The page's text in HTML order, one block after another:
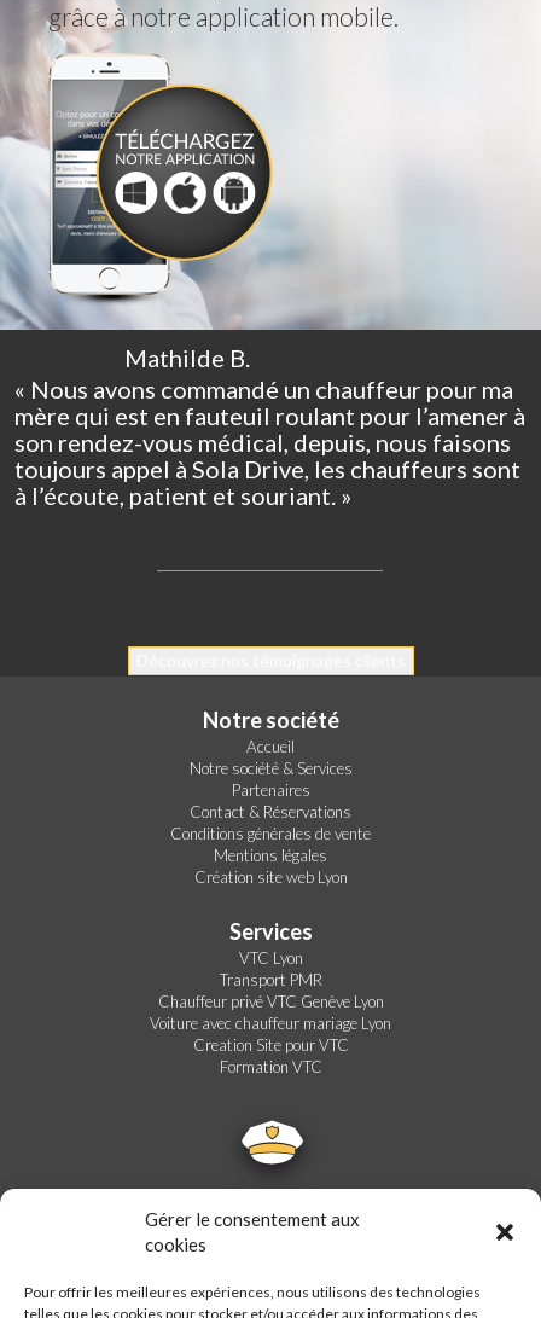
Gérer le consentement aux
cookies
Pour offrir les meilleures expériences, nous utilisons des technologies
telles que les cookies pour stocker et/ou accéder aux informations des
grâce à notre application mobile.
Mathilde B.
« Nous avons commandé un chauffeur pour ma
mère qui est en fauteuil roulant pour l’amener à
son rendez-vous médical, depuis, nous faisons
toujours appel à Sola Drive, les chauffeurs sont
à l’écoute, patient et souriant. »
Notre société
Accueil
Notre société & Services
Partenaires
Contact & Réservations
Conditions générales de vente
Mentions légales
Création site web Lyon
Services
VTC Lyon
Transport PMR
Chauffeur privé VTC Genève Lyon
Voiture avec chauffeur mariage Lyon
Creation Site pour VTC
Formation VTC